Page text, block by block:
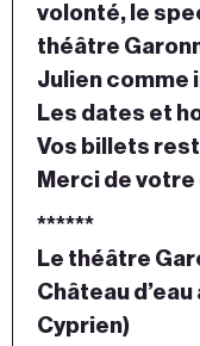
volonté, le
théâtre
Julien comme
Les dates et
Vos billets
Merci de
******
Le théâtre
Château
Cyprien)